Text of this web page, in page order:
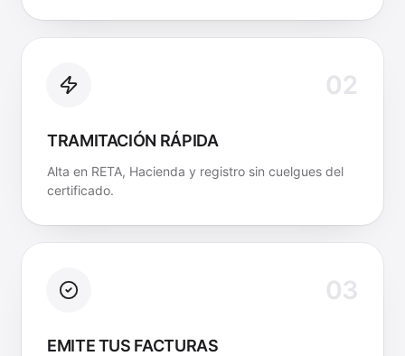
02
TRAMITACIÓN RÁPIDA
Alta en RETA, Hacienda y registro sin cuelgues del
certificado.
03
EMITE TUS FACTURAS